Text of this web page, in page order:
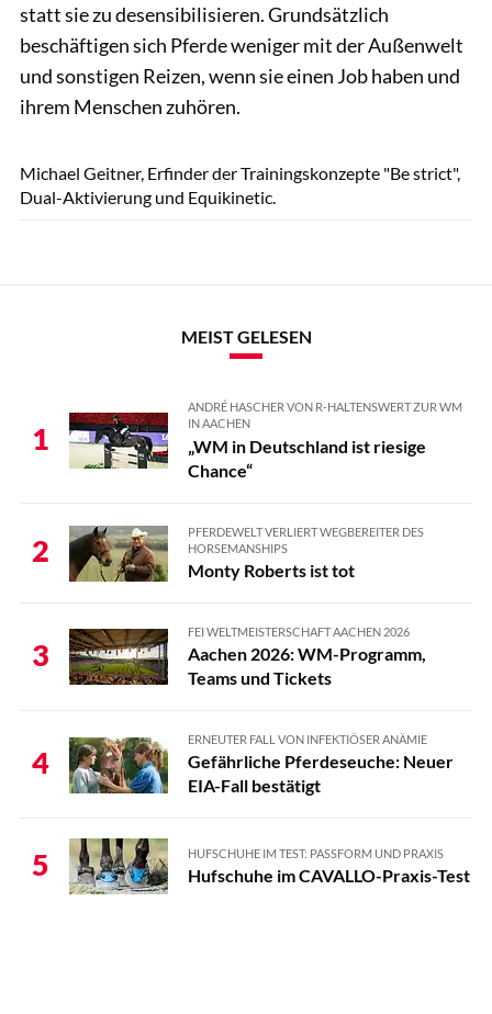
statt sie zu desensibilisieren. Grundsätzlich
beschäftigen sich Pferde weniger mit der Außenwelt
und sonstigen Reizen, wenn sie einen Job haben und
ihrem Menschen zuhören.
Michael Geitner, Erfinder der Trainingskonzepte "Be strict",
Dual-Aktivierung und Equikinetic.
MEIST GELESEN
1
ANDRÉ HASCHER VON R-HALTENSWERT ZUR WM
IN AACHEN
„WM in Deutschland ist riesige
Chance“
2
PFERDEWELT VERLIERT WEGBEREITER DES
HORSEMANSHIPS
Monty Roberts ist tot
3
FEI WELTMEISTERSCHAFT AACHEN 2026
Aachen 2026: WM-Programm,
Teams und Tickets
4
ERNEUTER FALL VON INFEKTIÖSER ANÄMIE
Gefährliche Pferdeseuche: Neuer
EIA-Fall bestätigt
5 HUFSCHUHE IM TEST: PASSFORM UND PRAXIS
Hufschuhe im CAVALLO-Praxis-Test